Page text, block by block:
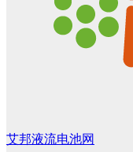
艾邦液流电池网